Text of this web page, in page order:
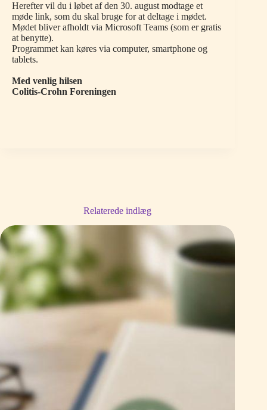
Herefter vil du i løbet af den 30. august modtage et
møde link, som du skal bruge for at deltage i mødet.
Mødet bliver afholdt via Microsoft Teams (som er gratis
at benytte).
Programmet kan køres via computer, smartphone og
tablets.
Med venlig hilsen
Colitis-Crohn Foreningen
Relaterede indlæg